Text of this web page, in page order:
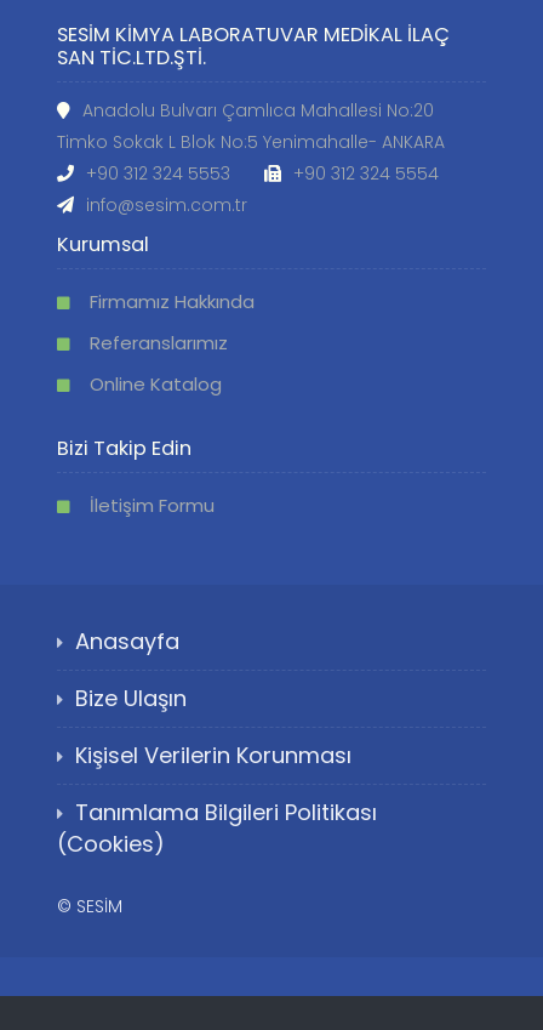
SESİM KİMYA LABORATUVAR MEDİKAL İLAÇ
SAN TİC.LTD.ŞTİ.
Anadolu Bulvarı Çamlıca Mahallesi No:20
Timko Sokak L Blok No:5 Yenimahalle- ANKARA
+90 312 324 5553
+90 312 324 5554
info@sesim.com.tr
Kurumsal
Firmamız Hakkında
Referanslarımız
Online Katalog
Bizi Takip Edin
İletişim Formu
Anasayfa
Bize Ulaşın
Kişisel Verilerin Korunması
Tanımlama Bilgileri Politikası
(Cookies)
© SESİM